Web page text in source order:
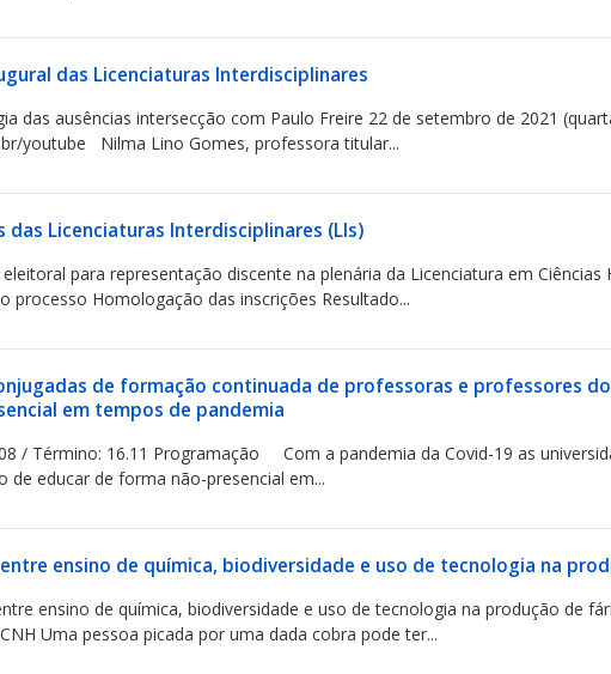
das Licenciaturas Interdisciplinares
das ausências intersecção com Paulo Freire 22 de setembro de 2021
youtube Nilma Lino Gomes, professora titular...
das Licenciaturas Interdisciplinares (LIs)
para representação discente na plenária da Licenciatura em Ciências
processo Homologação das inscrições Resultado...
de formação continuada de professoras e professores
em tempos de pandemia
/ Término: 16.11 Programação Com a pandemia da Covid-19 as
de educar de forma não-presencial em...
entre ensino de química, biodiversidade e uso de tecnologia na
ensino de química, biodiversidade e uso de tecnologia na produção de
Uma pessoa picada por uma dada cobra pode ter...